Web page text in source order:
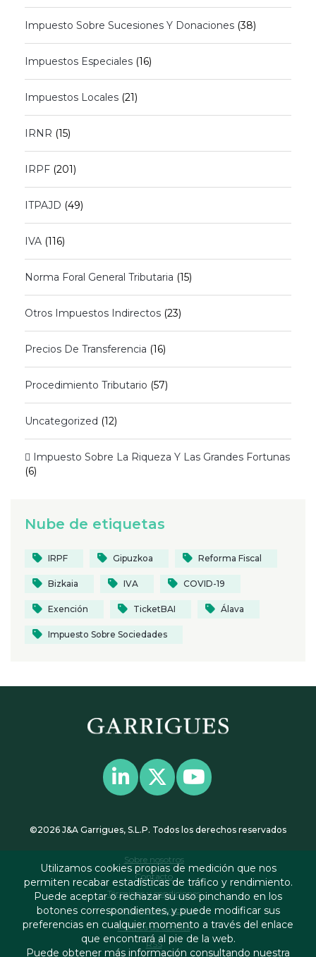
Impuesto Sobre Sucesiones Y Donaciones (38)
Impuestos Especiales (16)
Impuestos Locales (21)
IRNR (15)
IRPF (201)
ITPAJD (49)
IVA (116)
Norma Foral General Tributaria (15)
Otros Impuestos Indirectos (23)
Precios De Transferencia (16)
Procedimiento Tributario (57)
Uncategorized (12)
 Impuesto Sobre La Riqueza Y Las Grandes Fortunas
(6)
Nube de etiquetas
IRPF Gipuzkoa Reforma Fiscal
Bizkaia IVA COVID-19
Exención TicketBAI Álava
Impuesto Sobre Sociedades
©2026 J&A Garrigues, S.L.P. Todos los derechos reservados
Sobre nosotros
Contacto
Términos y condiciones
Política de privacidad
Política de cookies
RSS
Utilizamos cookies propias de medición que nos
permiten recabar estadísticas de tráfico y rendimiento.
Puede aceptar o rechazar su uso pinchando en los
botones correspondientes, y puede modificar sus
preferencias en cualquier momento a través del enlace
que encontrará al pie de la web.
Puede obtener más información consultando nuestra